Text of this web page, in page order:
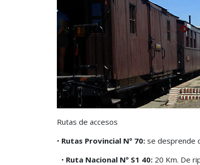
Rutas de accesos
• Rutas Provincial Nº 70: se desprende
• Ruta Nacional Nº S1 40: 20 Km. De